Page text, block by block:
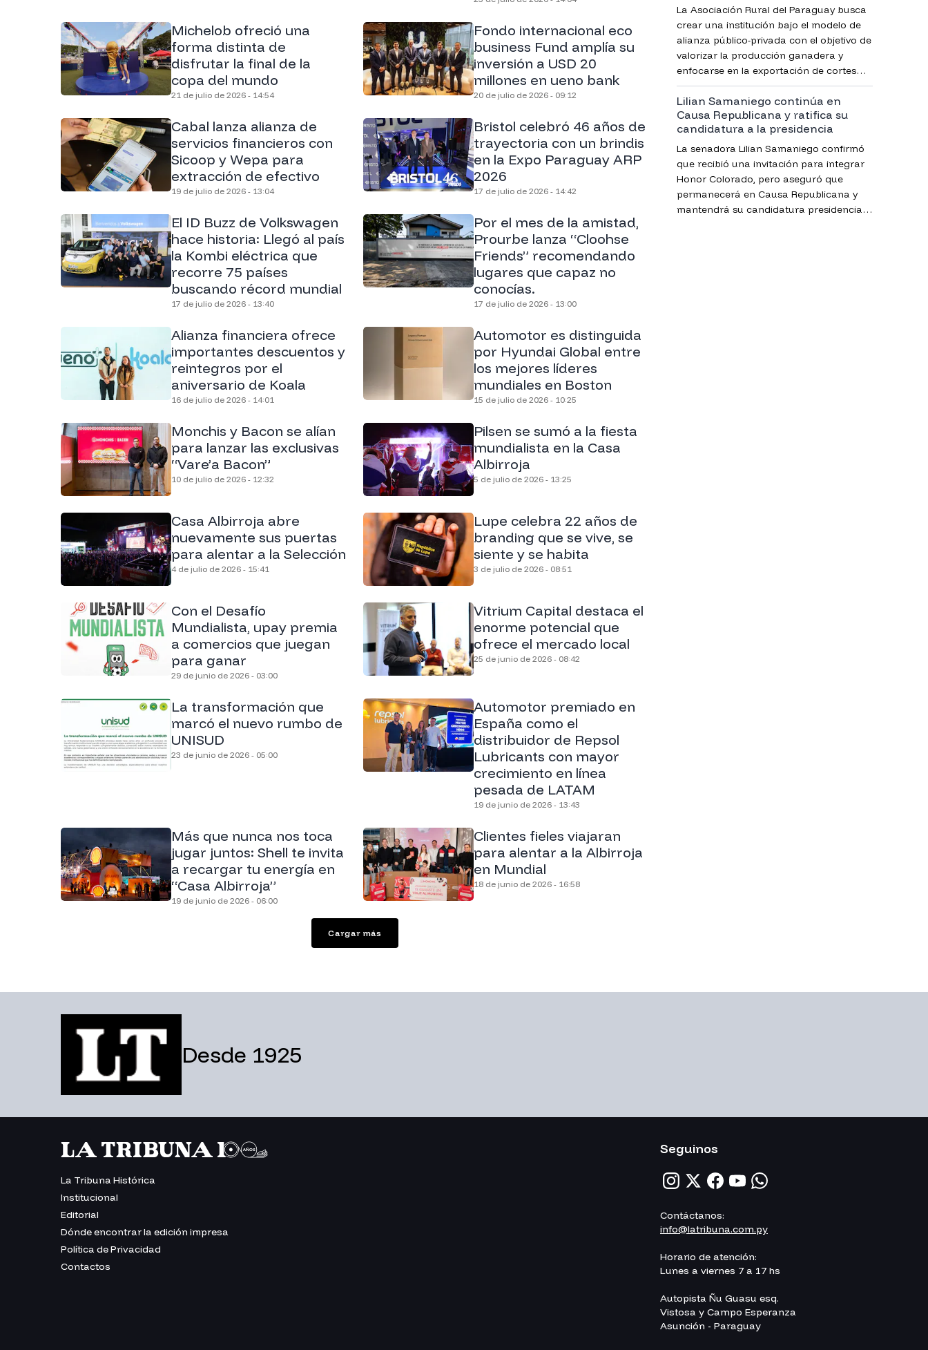
Michelob ofreció una
forma distinta de
disfrutar la final de la
copa del mundo
21 de julio de 2026 - 14:54
Fondo internacional eco
business Fund amplía su
inversión a USD 20
millones en ueno bank
20 de julio de 2026 - 09:12
Cabal lanza alianza de
servicios financieros con
Sicoop y Wepa para
extracción de efectivo
19 de julio de 2026 - 13:04
Bristol celebró 46 años de
trayectoria con un brindis
en la Expo Paraguay ARP
2026
17 de julio de 2026 - 14:42
El ID Buzz de Volkswagen
hace historia: Llegó al país
la Kombi eléctrica que
recorre 75 países
buscando récord mundial
17 de julio de 2026 - 13:40
Por el mes de la amistad,
Prourbe lanza “Cloohse
Friends” recomendando
lugares que capaz no
conocías.
17 de julio de 2026 - 13:00
Alianza financiera ofrece
importantes descuentos y
reintegros por el
aniversario de Koala
16 de julio de 2026 - 14:01
Automotor es distinguida
por Hyundai Global entre
los mejores líderes
mundiales en Boston
15 de julio de 2026 - 10:25
Monchis y Bacon se alían
para lanzar las exclusivas
“Vare’a Bacon”
10 de julio de 2026 - 12:32
Pilsen se sumó a la fiesta
mundialista en la Casa
Albirroja
5 de julio de 2026 - 13:25
Casa Albirroja abre
nuevamente sus puertas
para alentar a la Selección
4 de julio de 2026 - 15:41
Lupe celebra 22 años de
branding que se vive, se
siente y se habita
3 de julio de 2026 - 08:51
Con el Desafío
Mundialista, upay premia
a comercios que juegan
para ganar
29 de junio de 2026 - 03:00
Vitrium Capital destaca el
enorme potencial que
ofrece el mercado local
25 de junio de 2026 - 08:42
La transformación que
marcó el nuevo rumbo de
UNISUD
23 de junio de 2026 - 05:00
Automotor premiado en
España como el
distribuidor de Repsol
Lubricants con mayor
crecimiento en línea
pesada de LATAM
19 de junio de 2026 - 13:43
Más que nunca nos toca
jugar juntos: Shell te invita
a recargar tu energía en
“Casa Albirroja”
19 de junio de 2026 - 06:00
Clientes fieles viajaran
para alentar a la Albirroja
en Mundial
18 de junio de 2026 - 16:58
Cargar más
La Asociación Rural del Paraguay busca
crear una institución bajo el modelo de
alianza público-privada con el objetivo de
valorizar la producción ganadera y
enfocarse en la exportación de cortes
premium.
Lilian Samaniego continúa en
Causa Republicana y ratifica su
candidatura a la presidencia
La senadora Lilian Samaniego confirmó
que recibió una invitación para integrar
Honor Colorado, pero aseguró que
permanecerá en Causa Republicana y
mantendrá su candidatura presidencial
Desde 1925
La Tribuna Histórica
Institucional
Editorial
Dónde encontrar la edición impresa
Política de Privacidad
Contactos
Seguinos
Contáctanos:
info@latribuna.com.py
Horario de atención:
Lunes a viernes 7 a 17 hs
Autopista Ñu Guasu esq.
Vistosa y Campo Esperanza
Asunción - Paraguay